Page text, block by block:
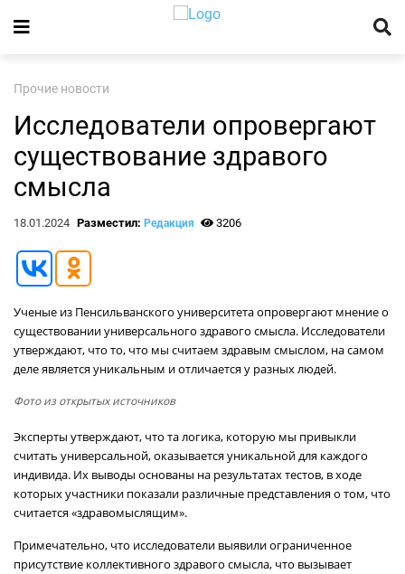
Прочие новости
Исследователи опровергают
существование здравого
смысла
18.01.2024 Разместил: Редакция 3206
Ученые из Пенсильванского университета опровергают мнение о
существовании универсального здравого смысла. Исследователи
утверждают, что то, что мы считаем здравым смыслом, на самом
деле является уникальным и отличается у разных людей.
Фото из открытых источников
Эксперты утверждают, что та логика, которую мы привыкли
считать универсальной, оказывается уникальной для каждого
индивида. Их выводы основаны на результатах тестов, в ходе
которых участники показали различные представления о том, что
считается «здравомыслящим».
Примечательно, что исследователи выявили ограниченное
присутствие коллективного здравого смысла, что вызывает